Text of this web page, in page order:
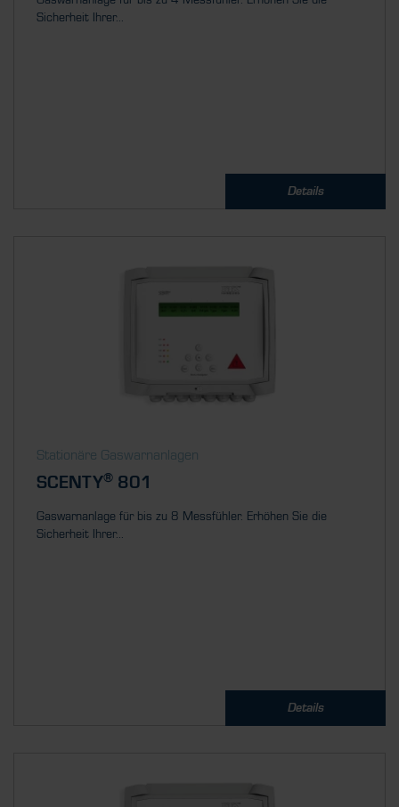
Sicherheit Ihrer...
Details
Stationäre Gaswarnanlagen
SCENTY® 801
Gaswarnanlage für bis zu 8 Messfühler. Erhöhen Sie die
Sicherheit Ihrer...
Details